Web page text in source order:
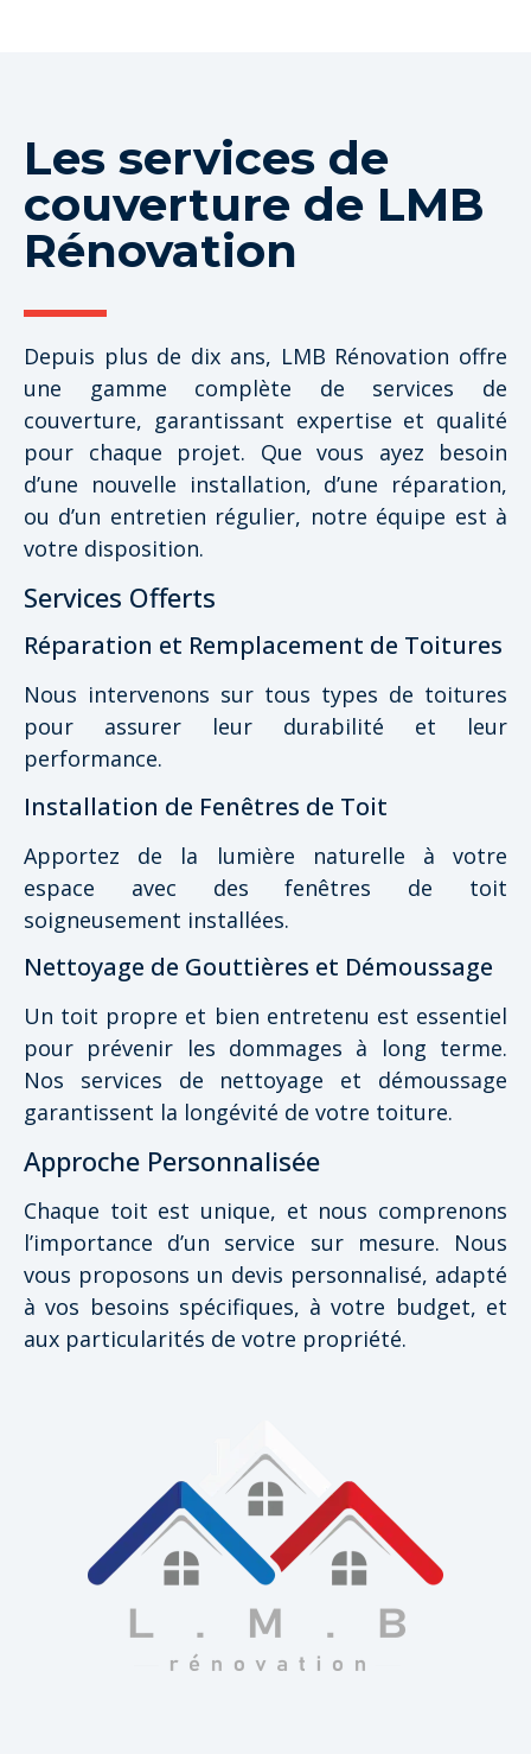
Les services de
couverture de LMB
Rénovation
Depuis plus de dix ans, LMB Rénovation offre
une gamme complète de services de
couverture, garantissant expertise et qualité
pour chaque projet. Que vous ayez besoin
d’une nouvelle installation, d’une réparation,
ou d’un entretien régulier, notre équipe est à
votre disposition.
Services Offerts
Réparation et Remplacement de Toitures
Nous intervenons sur tous types de toitures
pour assurer leur durabilité et leur
performance.
Installation de Fenêtres de Toit
Apportez de la lumière naturelle à votre
espace avec des fenêtres de toit
soigneusement installées.
Nettoyage de Gouttières et Démoussage
Un toit propre et bien entretenu est essentiel
pour prévenir les dommages à long terme.
Nos services de nettoyage et démoussage
garantissent la longévité de votre toiture.
Approche Personnalisée
Chaque toit est unique, et nous comprenons
l’importance d’un service sur mesure. Nous
vous proposons un devis personnalisé, adapté
à vos besoins spécifiques, à votre budget, et
aux particularités de votre propriété.